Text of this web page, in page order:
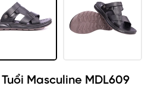
Masculine MDL609